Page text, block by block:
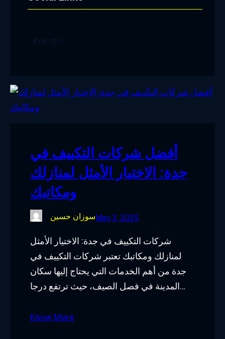
أفضل شركات التكييف في
جدة: الاختيار الأمثل لمنازلك
ومكاتبك
سوزان حسينMay 3, 2025
شركات التكييف في جدة: الاختيار الأمثل
لمنازلك ومكاتبك تعتبر شركات التكييف في
جدة من أهم الخدمات التي يحتاج إليها سكان
المدينة في فصل الصيف، حيث ترتفع درجا…
Know More